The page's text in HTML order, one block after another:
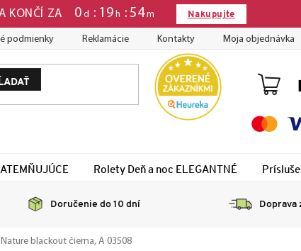
KONČÍ ZA 0 d 19 h 54 m Nakupujte
podmienky Reklamácie Kontakty Moja objednávka
Rolety Deň a noc ELEGANTNÉ
Doručenie do 10 dní Doprava
blackout čierna, A 03508